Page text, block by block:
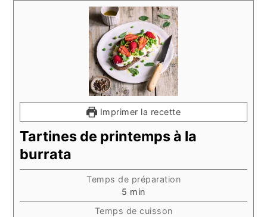
Imprimer la recette
Tartines de printemps à la
burrata
Temps de préparation
5 minutes
min
Temps de cuisson